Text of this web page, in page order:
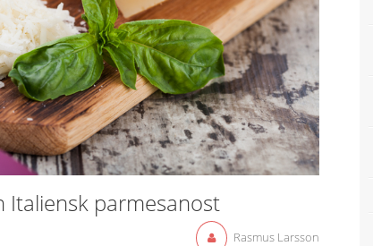
Italiensk parmesanost
Rasmus Larsson